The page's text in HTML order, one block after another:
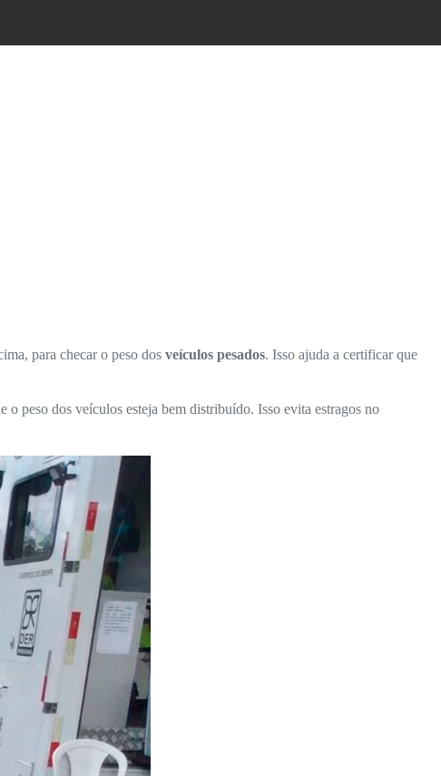
para checar o peso dos veículos pesados. Isso ajuda a certificar que
peso dos veículos esteja bem distribuído. Isso evita estragos no